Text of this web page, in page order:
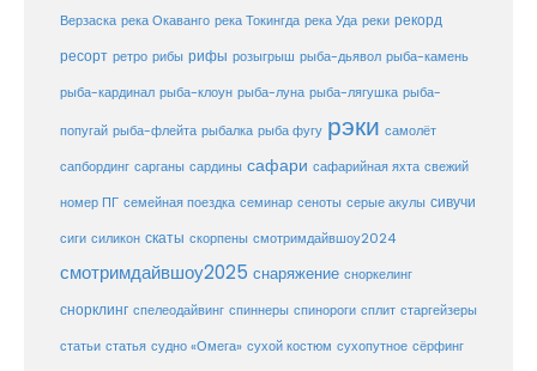
Верзаска река Окаванго река Токингда река Уда реки рекорд
ресорт ретро рибы рифы розыгрыш рыба-дьявол рыба-камень
рыба-кардинал рыба-клоун рыба-луна рыба-лягушка рыба-
попугай рыба-флейта рыбалка рыба фугу рэки самолёт
сапбординг сарганы сардины сафари сафарийная яхта свежий
номер ПГ семейная поездка семинар сеноты серые акулы сивучи
сиги силикон скаты скорпены смотримдайвшоу2024
смотримдайвшоу2025 снаряжение сноркелинг
снорклинг спелеодайвинг спиннеры спинороги сплит старгейзеры
статьи статья судно «Омега» сухой костюм сухопутное сёрфинг